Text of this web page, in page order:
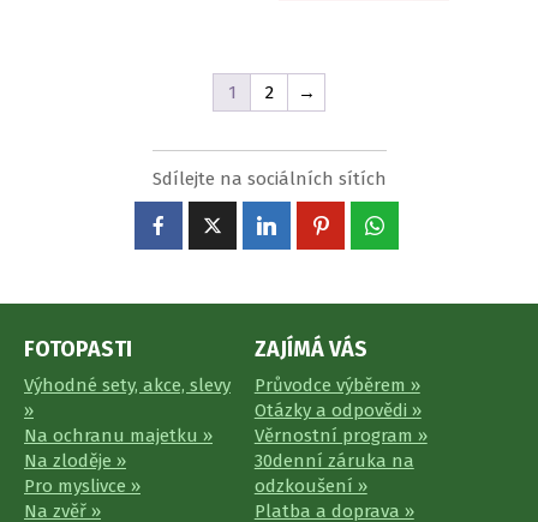
1 2 →
Sdílejte na sociálních sítích
FOTOPASTI
Výhodné sety, akce, slevy
»
Na ochranu majetku »
Na zloděje »
Pro myslivce »
Na zvěř »
ZAJÍMÁ VÁS
Průvodce výběrem »
Otázky a odpovědi »
Věrnostní program »
30denní záruka na
odzkoušení »
Platba a doprava »